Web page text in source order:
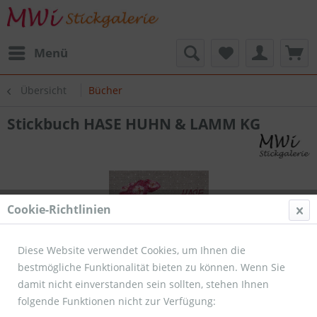
Menü
Übersicht Bücher
Stickbuch HASE HUHN & LAMM KG
Cookie-Richtlinien
Diese Website verwendet Cookies, um Ihnen die
bestmögliche Funktionalität bieten zu können. Wenn Sie
damit nicht einverstanden sein sollten, stehen Ihnen
folgende Funktionen nicht zur Verfügung: